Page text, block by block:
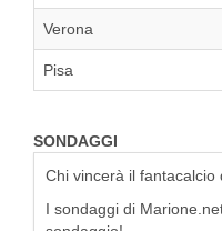
Verona
Pisa
SONDAGGI
Chi vincerà il fantacalcio
I sondaggi di